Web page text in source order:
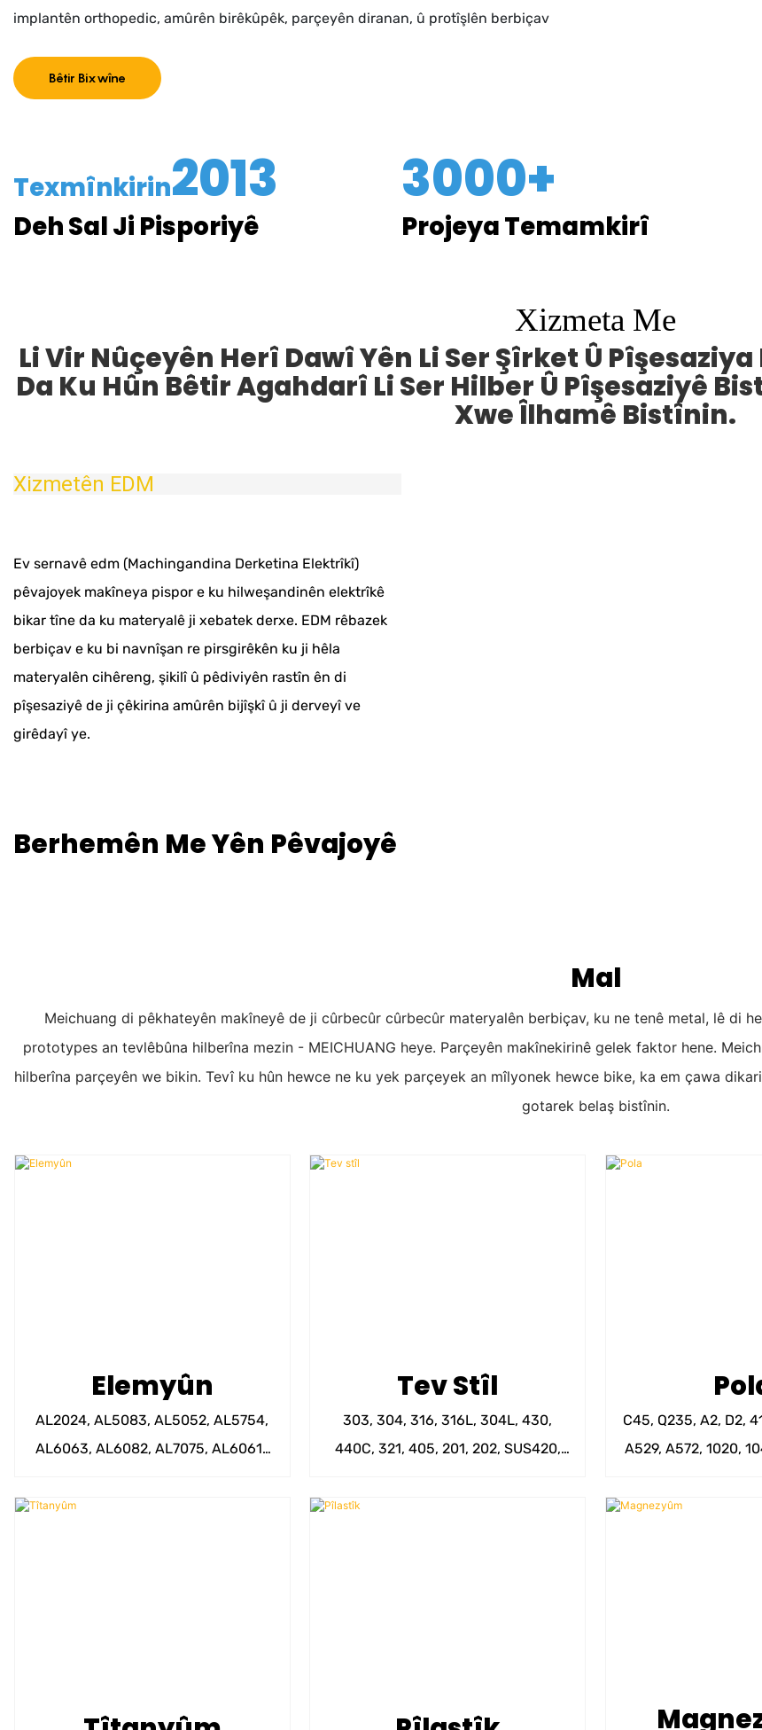
implantên orthopedic, amûrên birêkûpêk, parçeyên diranan, û protîşlên berbiçav
Bêtir Bixwîne
Texmînkirin2013
Deh Sal Ji Pisporiyê
3000+
Projeya Temamkirî
Xizmeta Me
Li Vir Nûçeyên Herî Dawî Yên Li Ser Şîrket Û
Da Ku Hûn Bêtir Agahdarî Li Ser Hilber Û Pîşesaziyê
Xwe Îlhamê Bistînin.
Xizmetên EDM
Ev sernavê edm (Machingandina Derketina Elektrîkî)
pêvajoyek makîneya pispor e ku hilweşandinên elektrîkê
bikar tîne da ku materyalê ji xebatek derxe. EDM rêbazek
berbiçav e ku bi navnîşan re pirsgirêkên ku ji hêla
materyalên cihêreng, şikilî û pêdiviyên rastîn ên di
pîşesaziyê de ji çêkirina amûrên bijîşkî û ji derveyî ve
girêdayî ye.
Berhemên Me Yên Pêvajoyê
Mal
Meichuang di pêkhateyên makîneyê de ji cûrbecûr cûrbecûr materyalên berbiçav, ku ne tenê metal, lê di
prototypes an tevlêbûna hilberîna mezin - MEICHUANG heye. Parçeyên makînekirinê gelek faktor hene.
hilberîna parçeyên we bikin. Tevî ku hûn hewce ne ku yek parçeyek an mîlyonek hewce bike, ka em çawa
gotarek belaş bistînin.
Elemyûn
AL2024, AL5083, AL5052, AL5754,
AL6063, AL6082, AL7075, AL6061-
Tev Stîl
303, 304, 316, 316L, 304L, 430,
440C, 321, 405, 201, 202, SUS420,
C45, Q235, A2, D2,
A529, A572, 1020,